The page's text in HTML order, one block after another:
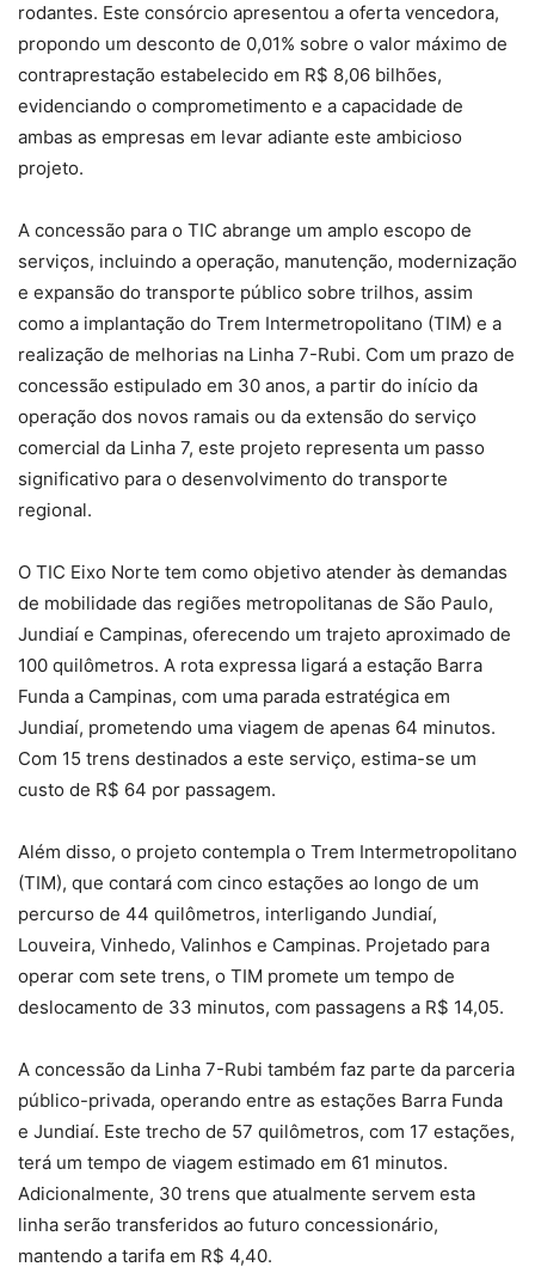
rodantes. Este consórcio apresentou a oferta vencedora,
propondo um desconto de 0,01% sobre o valor máximo de
contraprestação estabelecido em R$ 8,06 bilhões,
evidenciando o comprometimento e a capacidade de
ambas as empresas em levar adiante este ambicioso
projeto.
A concessão para o TIC abrange um amplo escopo de
serviços, incluindo a operação, manutenção, modernização
e expansão do transporte público sobre trilhos, assim
como a implantação do Trem Intermetropolitano (TIM) e a
realização de melhorias na Linha 7-Rubi. Com um prazo de
concessão estipulado em 30 anos, a partir do início da
operação dos novos ramais ou da extensão do serviço
comercial da Linha 7, este projeto representa um passo
significativo para o desenvolvimento do transporte
regional.
O TIC Eixo Norte tem como objetivo atender às demandas
de mobilidade das regiões metropolitanas de São Paulo,
Jundiaí e Campinas, oferecendo um trajeto aproximado de
100 quilômetros. A rota expressa ligará a estação Barra
Funda a Campinas, com uma parada estratégica em
Jundiaí, prometendo uma viagem de apenas 64 minutos.
Com 15 trens destinados a este serviço, estima-se um
custo de R$ 64 por passagem.
Além disso, o projeto contempla o Trem Intermetropolitano
(TIM), que contará com cinco estações ao longo de um
percurso de 44 quilômetros, interligando Jundiaí,
Louveira, Vinhedo, Valinhos e Campinas. Projetado para
operar com sete trens, o TIM promete um tempo de
deslocamento de 33 minutos, com passagens a R$ 14,05.
A concessão da Linha 7-Rubi também faz parte da parceria
público-privada, operando entre as estações Barra Funda
e Jundiaí. Este trecho de 57 quilômetros, com 17 estações,
terá um tempo de viagem estimado em 61 minutos.
Adicionalmente, 30 trens que atualmente servem esta
linha serão transferidos ao futuro concessionário,
mantendo a tarifa em R$ 4,40.